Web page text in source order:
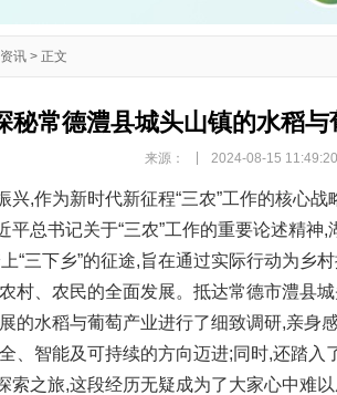
资讯 > 正文
秘常德澧县城头山镇的水稻
来源： 2024-08-15 11:49:20
兴,作为新时代新征程“三农”工作的核心
平总书记关于“三农”工作的重要论述精神
“三下乡”的征途,旨在通过实际行动为乡
村、农民的全面发展。抵达常德市澧县
的水稻与葡萄产业进行了细致调研,亲身
、智能及可持续的方向迈进;同时,还踏入
索之旅,这段经历无疑成为了大家心中难